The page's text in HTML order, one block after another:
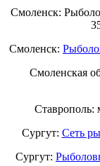
Смоленск:
Смоленск:
Смоленская
Ставрополь:
Сургут: Сеть
Сургут: